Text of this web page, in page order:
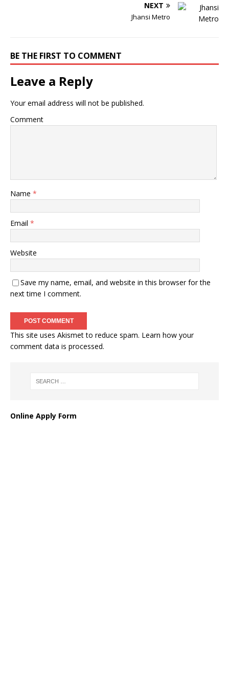
NEXT
Jhansi Metro
BE THE FIRST TO COMMENT
Leave a Reply
Your email address will not be published.
Comment
Name *
Email *
Website
Save my name, email, and website in this browser for the
next time I comment.
This site uses Akismet to reduce spam. Learn how your
comment data is processed.
Online Apply Form